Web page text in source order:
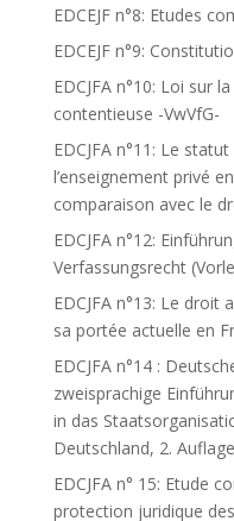
EDCEJF n°8: Etudes
EDCEJF n°9:
EDCJFA n°10: Loi sur
contentieuse -VwVfG-
EDCJFA n°11: Le
l’enseignement privé
comparaison avec le
EDCJFA n°12:
Verfassungsrecht
EDCJFA n°13: Le
sa portée actuelle en
EDCJFA n°14 :
zweisprachige
in das
Deutschland, 2.
EDCJFA n° 15: Etude
protection juridique